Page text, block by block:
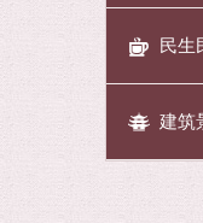
民生
建筑